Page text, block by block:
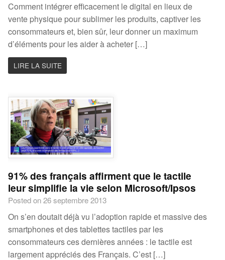
Comment intégrer efficacement le digital en lieux de
vente physique pour sublimer les produits, captiver les
consommateurs et, bien sûr, leur donner un maximum
d’éléments pour les aider à acheter […]
LIRE LA SUITE
91% des français affirment que le tactile
leur simplifie la vie selon Microsoft/Ipsos
Posted on 26 septembre 2013
On s’en doutait déjà vu l’adoption rapide et massive des
smartphones et des tablettes tactiles par les
consommateurs ces dernières années : le tactile est
largement appréciés des Français. C’est […]